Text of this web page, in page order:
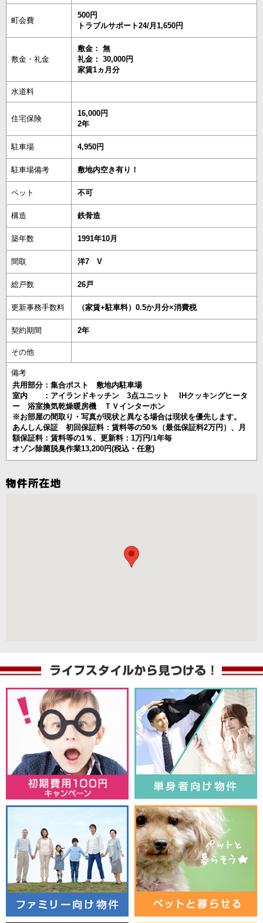
町会費
500円
トラブルサポート24/月1,650円
敷金・礼金
敷金： 無
礼金： 30,000円
家賃1ヵ月分
水道料
住宅保険
16,000円
2年
駐車場 4,950円
駐車場備考 敷地内空き有り！
ペット 不可
構造 鉄骨造
築年数 1991年10月
間取 洋7 V
総戸数 26戸
更新事務手数料 （家賃+駐車料）0.5か月分×消費税
契約期間 2年
その他
備考
共用部分：集合ポスト 敷地内駐車場
室内 ：アイランドキッチン 3点ユニット IHクッキングヒータ
ー 浴室換気乾燥暖房機 ＴＶインターホン
※お部屋の間取り・写真が現状と異なる場合は現状を優先します。
あんしん保証 初回保証料：賃料等の50％（最低保証料2万円）、月
額保証料：賃料等の1％、更新料：1万円/1年毎
オゾン除菌脱臭作業13,200円(税込・任意)